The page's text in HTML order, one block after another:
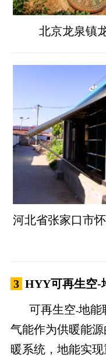
北京龙泉镇
河北省张家口市
3 HYY可再生空-
可再生空-地能
气能作为供暖能
暖系统，地能实